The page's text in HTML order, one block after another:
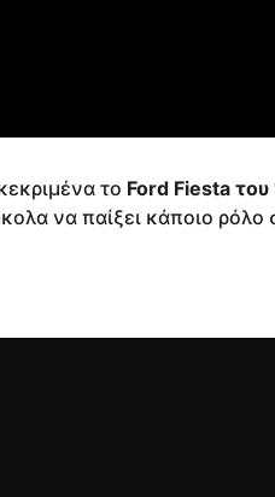
το Ford Fiesta
να παίξει κάποιο ρόλο